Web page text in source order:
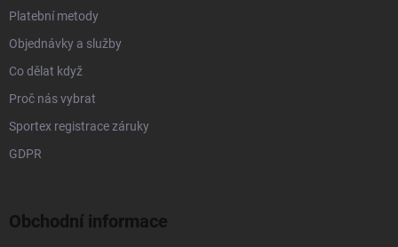
Platební metody
Objednávky a služby
Co dělat když
Proč nás vybrat
Sportex registrace záruky
GDPR
Obchodní informace